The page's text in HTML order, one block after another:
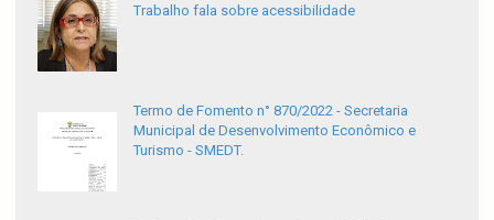
Trabalho fala sobre acessibilidade
Termo de Fomento n° 870/2022 - Secretaria
Municipal de Desenvolvimento Econômico e
Turismo - SMEDT.